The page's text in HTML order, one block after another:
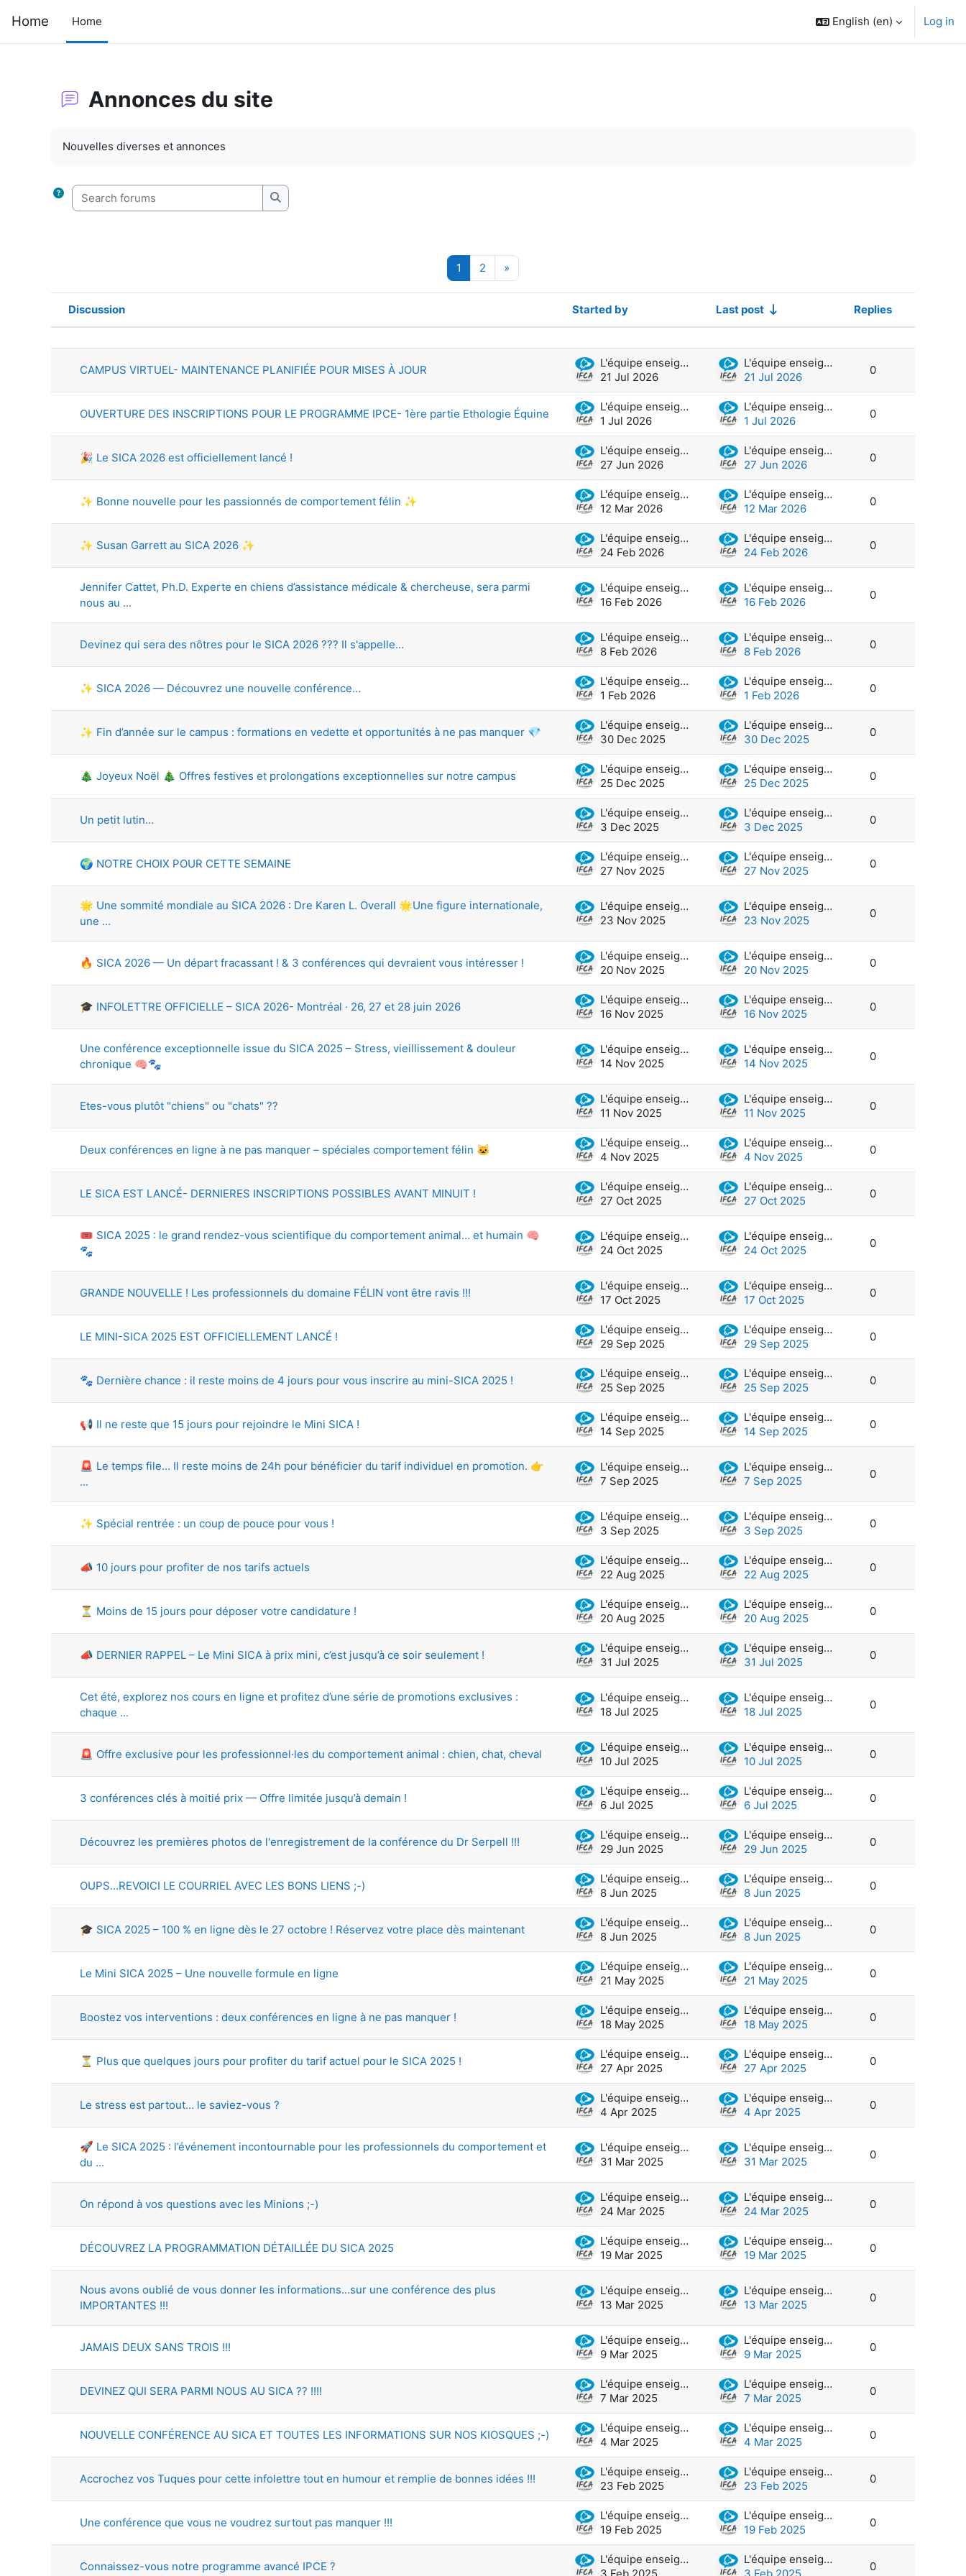
Home Home English ‎(en)‎ Log in
Annonces du site
Nouvelles diverses et annonces
Search forums
Search forums
1 Page 1
2 Page 2
»
Status
Discussion Started by Last post
Replies
Actions
CAMPUS VIRTUEL- MAINTENANCE PLANIFIÉE POUR MISES À JOUR
L'équipe enseignante et administration
21 Jul 2026
L'équipe enseignante et administration
21 Jul 2026
0
OUVERTURE DES INSCRIPTIONS POUR LE PROGRAMME IPCE- 1ère partie Ethologie Équine
L'équipe enseignante et administration
1 Jul 2026
L'équipe enseignante et administration
1 Jul 2026
0
🎉 Le SICA 2026 est officiellement lancé !
L'équipe enseignante et administration
27 Jun 2026
L'équipe enseignante et administration
27 Jun 2026
0
✨ Bonne nouvelle pour les passionnés de comportement félin ✨
L'équipe enseignante et administration
12 Mar 2026
L'équipe enseignante et administration
12 Mar 2026
0
✨ Susan Garrett au SICA 2026 ✨
L'équipe enseignante et administration
24 Feb 2026
L'équipe enseignante et administration
24 Feb 2026
0
Jennifer Cattet, Ph.D. Experte en chiens d’assistance médicale & chercheuse, sera parmi
nous au ...
L'équipe enseignante et administration
16 Feb 2026
L'équipe enseignante et administration
16 Feb 2026
0
Devinez qui sera des nôtres pour le SICA 2026 ??? Il s'appelle...
L'équipe enseignante et administration
8 Feb 2026
L'équipe enseignante et administration
8 Feb 2026
0
✨ SICA 2026 — Découvrez une nouvelle conférence...
L'équipe enseignante et administration
1 Feb 2026
L'équipe enseignante et administration
1 Feb 2026
0
✨ Fin d’année sur le campus : formations en vedette et opportunités à ne pas manquer 💎
L'équipe enseignante et administration
30 Dec 2025
L'équipe enseignante et administration
30 Dec 2025
0
🎄 Joyeux Noël 🎄 Offres festives et prolongations exceptionnelles sur notre campus
L'équipe enseignante et administration
25 Dec 2025
L'équipe enseignante et administration
25 Dec 2025
0
Un petit lutin...
L'équipe enseignante et administration
3 Dec 2025
L'équipe enseignante et administration
3 Dec 2025
0
🌍 NOTRE CHOIX POUR CETTE SEMAINE
L'équipe enseignante et administration
27 Nov 2025
L'équipe enseignante et administration
27 Nov 2025
0
🌟 Une sommité mondiale au SICA 2026 : Dre Karen L. Overall 🌟Une figure internationale,
une ...
L'équipe enseignante et administration
23 Nov 2025
L'équipe enseignante et administration
23 Nov 2025
0
🔥 SICA 2026 — Un départ fracassant ! & 3 conférences qui devraient vous intéresser !
L'équipe enseignante et administration
20 Nov 2025
L'équipe enseignante et administration
20 Nov 2025
0
🎓 INFOLETTRE OFFICIELLE – SICA 2026- Montréal · 26, 27 et 28 juin 2026
L'équipe enseignante et administration
16 Nov 2025
L'équipe enseignante et administration
16 Nov 2025
0
Une conférence exceptionnelle issue du SICA 2025 – Stress, vieillissement & douleur
chronique 🧠🐾
L'équipe enseignante et administration
14 Nov 2025
L'équipe enseignante et administration
14 Nov 2025
0
Etes-vous plutôt "chiens" ou "chats" ??
L'équipe enseignante et administration
11 Nov 2025
L'équipe enseignante et administration
11 Nov 2025
0
Deux conférences en ligne à ne pas manquer – spéciales comportement félin 🐱
L'équipe enseignante et administration
4 Nov 2025
L'équipe enseignante et administration
4 Nov 2025
0
LE SICA EST LANCÉ- DERNIERES INSCRIPTIONS POSSIBLES AVANT MINUIT !
L'équipe enseignante et administration
27 Oct 2025
L'équipe enseignante et administration
27 Oct 2025
0
🎟️ SICA 2025 : le grand rendez-vous scientifique du comportement animal… et humain 🧠
🐾
L'équipe enseignante et administration
24 Oct 2025
L'équipe enseignante et administration
24 Oct 2025
0
GRANDE NOUVELLE ! Les professionnels du domaine FÉLIN vont être ravis !!!
L'équipe enseignante et administration
17 Oct 2025
L'équipe enseignante et administration
17 Oct 2025
0
LE MINI-SICA 2025 EST OFFICIELLEMENT LANCÉ !
L'équipe enseignante et administration
29 Sep 2025
L'équipe enseignante et administration
29 Sep 2025
0
🐾 Dernière chance : il reste moins de 4 jours pour vous inscrire au mini-SICA 2025 !
L'équipe enseignante et administration
25 Sep 2025
L'équipe enseignante et administration
25 Sep 2025
0
📢 Il ne reste que 15 jours pour rejoindre le Mini SICA !
L'équipe enseignante et administration
14 Sep 2025
L'équipe enseignante et administration
14 Sep 2025
0
🚨 Le temps file… Il reste moins de 24h pour bénéficier du tarif individuel en promotion. 👉
...
L'équipe enseignante et administration
7 Sep 2025
L'équipe enseignante et administration
7 Sep 2025
0
✨ Spécial rentrée : un coup de pouce pour vous !
L'équipe enseignante et administration
3 Sep 2025
L'équipe enseignante et administration
3 Sep 2025
0
📣 10 jours pour profiter de nos tarifs actuels
L'équipe enseignante et administration
22 Aug 2025
L'équipe enseignante et administration
22 Aug 2025
0
⏳ Moins de 15 jours pour déposer votre candidature !
L'équipe enseignante et administration
20 Aug 2025
L'équipe enseignante et administration
20 Aug 2025
0
📣 DERNIER RAPPEL – Le Mini SICA à prix mini, c’est jusqu’à ce soir seulement !
L'équipe enseignante et administration
31 Jul 2025
L'équipe enseignante et administration
31 Jul 2025
0
Cet été, explorez nos cours en ligne et profitez d’une série de promotions exclusives :
chaque ...
L'équipe enseignante et administration
18 Jul 2025
L'équipe enseignante et administration
18 Jul 2025
0
🚨 Offre exclusive pour les professionnel·les du comportement animal : chien, chat, cheval
L'équipe enseignante et administration
10 Jul 2025
L'équipe enseignante et administration
10 Jul 2025
0
3 conférences clés à moitié prix — Offre limitée jusqu’à demain !
L'équipe enseignante et administration
6 Jul 2025
L'équipe enseignante et administration
6 Jul 2025
0
Découvrez les premières photos de l'enregistrement de la conférence du Dr Serpell !!!
L'équipe enseignante et administration
29 Jun 2025
L'équipe enseignante et administration
29 Jun 2025
0
OUPS...REVOICI LE COURRIEL AVEC LES BONS LIENS ;-)
L'équipe enseignante et administration
8 Jun 2025
L'équipe enseignante et administration
8 Jun 2025
0
🎓 SICA 2025 – 100 % en ligne dès le 27 octobre ! Réservez votre place dès maintenant
L'équipe enseignante et administration
8 Jun 2025
L'équipe enseignante et administration
8 Jun 2025
0
Le Mini SICA 2025 – Une nouvelle formule en ligne
L'équipe enseignante et administration
21 May 2025
L'équipe enseignante et administration
21 May 2025
0
Boostez vos interventions : deux conférences en ligne à ne pas manquer !
L'équipe enseignante et administration
18 May 2025
L'équipe enseignante et administration
18 May 2025
0
⏳ Plus que quelques jours pour profiter du tarif actuel pour le SICA 2025 !
L'équipe enseignante et administration
27 Apr 2025
L'équipe enseignante et administration
27 Apr 2025
0
Le stress est partout... le saviez-vous ?
L'équipe enseignante et administration
4 Apr 2025
L'équipe enseignante et administration
4 Apr 2025
0
🚀 Le SICA 2025 : l’événement incontournable pour les professionnels du comportement et
du ...
L'équipe enseignante et administration
31 Mar 2025
L'équipe enseignante et administration
31 Mar 2025
0
On répond à vos questions avec les Minions ;-)
L'équipe enseignante et administration
24 Mar 2025
L'équipe enseignante et administration
24 Mar 2025
0
DÉCOUVREZ LA PROGRAMMATION DÉTAILLÉE DU SICA 2025
L'équipe enseignante et administration
19 Mar 2025
L'équipe enseignante et administration
19 Mar 2025
0
Nous avons oublié de vous donner les informations...sur une conférence des plus
IMPORTANTES !!!
L'équipe enseignante et administration
13 Mar 2025
L'équipe enseignante et administration
13 Mar 2025
0
JAMAIS DEUX SANS TROIS !!!
L'équipe enseignante et administration
9 Mar 2025
L'équipe enseignante et administration
9 Mar 2025
0
DEVINEZ QUI SERA PARMI NOUS AU SICA ?? !!!!
L'équipe enseignante et administration
7 Mar 2025
L'équipe enseignante et administration
7 Mar 2025
0
NOUVELLE CONFÉRENCE AU SICA ET TOUTES LES INFORMATIONS SUR NOS KIOSQUES ;-)
L'équipe enseignante et administration
4 Mar 2025
L'équipe enseignante et administration
4 Mar 2025
0
Accrochez vos Tuques pour cette infolettre tout en humour et remplie de bonnes idées !!!
L'équipe enseignante et administration
23 Feb 2025
L'équipe enseignante et administration
23 Feb 2025
0
Une conférence que vous ne voudrez surtout pas manquer !!!
L'équipe enseignante et administration
19 Feb 2025
L'équipe enseignante et administration
19 Feb 2025
0
Connaissez-vous notre programme avancé IPCE ?
L'équipe enseignante et administration
3 Feb 2025
L'équipe enseignante et administration
3 Feb 2025
0